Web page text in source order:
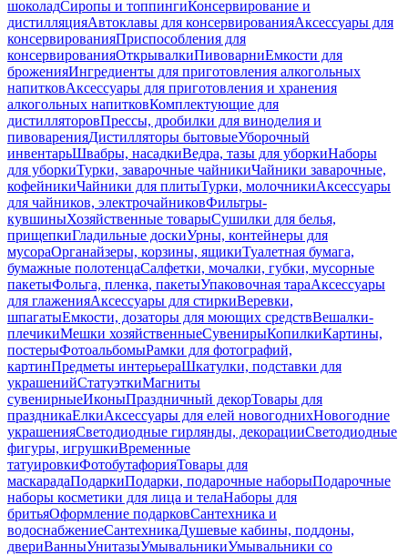
шоколадСиропы и топпингиКонсервирование и
дистилляцияАвтоклавы для консервированияАксессуары для
консервированияПриспособления для
консервированияОткрывалкиПивоварниЕмкости для
броженияИнгредиенты для приготовления алкогольных
напитковАксессуары для приготовления и хранения
алкогольных напитковКомплектующие для
дистилляторовПрессы, дробилки для виноделия и
пивоваренияДистилляторы бытовыеУборочный
инвентарьШвабры, насадкиВедра, тазы для уборкиНаборы
для уборкиТурки, заварочные чайникиЧайники заварочные,
кофейникиЧайники для плитыТурки, молочникиАксессуары
для чайников, электрочайниковФильтры-
кувшиныХозяйственные товарыСушилки для белья,
прищепкиГладильные доскиУрны, контейнеры для
мусораОрганайзеры, корзины, ящикиТуалетная бумага,
бумажные полотенцаСалфетки, мочалки, губки, мусорные
пакетыФольга, пленка, пакетыУпаковочная тараАксессуары
для глаженияАксессуары для стиркиВеревки,
шпагатыЕмкости, дозаторы для моющих средствВешалки-
плечикиМешки хозяйственныеСувенирыКопилкиКартины,
постерыФотоальбомыРамки для фотографий,
картинПредметы интерьераШкатулки, подставки для
украшенийСтатуэткиМагниты
сувенирныеИконыПраздничный декорТовары для
праздникаЕлкиАксессуары для елей новогоднихНовогодние
украшенияСветодиодные гирлянды, декорацииСветодиодные
фигуры, игрушкиВременные
татуировкиФотобутафорияТовары для
маскарадаПодаркиПодарки, подарочные наборыПодарочные
наборы косметики для лица и телаНаборы для
бритьяОформление подарковСантехника и
водоснабжениеСантехникаДушевые кабины, поддоны,
двериВанныУнитазыУмывальникиУмывальники со